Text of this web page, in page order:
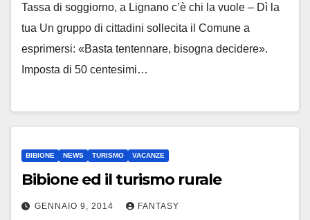
Tassa di soggiorno, a Lignano c’è chi la vuole – Dì la
tua Un gruppo di cittadini sollecita il Comune a
esprimersi: «Basta tentennare, bisogna decidere».
Imposta di 50 centesimi…
BIBIONE NEWS TURISMO VACANZE
Bibione ed il turismo rurale
GENNAIO 9, 2014 FANTASY